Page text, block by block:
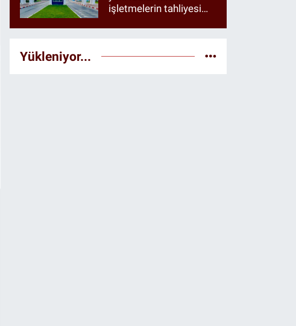
işletmelerin tahliyesi
Yükleniyor...